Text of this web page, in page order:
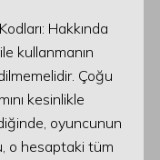
Hakkında
kullanmanın
Çoğu
kesinlikle
oyuncunun
o hesaptaki tüm